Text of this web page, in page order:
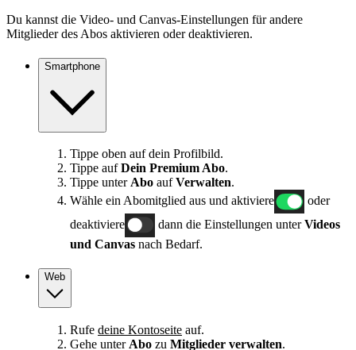
Du kannst die Video- und Canvas-Einstellungen für andere
Mitglieder des Abos aktivieren oder deaktivieren.
Smartphone
Tippe oben auf dein Profilbild.
Tippe aufDein Premium Abo.
Tippe unter Abo aufVerwalten.
Wähle ein Abomitglied aus und aktiviere
oder
deaktiviere
dann die Einstellungen unterVideos
und Canvas nach Bedarf.
Web
Rufe deine Kontoseite auf.
Gehe unter Abo zu Mitglieder verwalten.